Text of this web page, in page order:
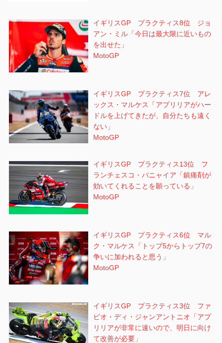
イギリスGP プラクティス8位 ジョ
アン・ミル「今日は最大限に近いもの
を出せた」
MotoGP
イギリスGP プラクティス7位 アレ
ックス・マルケス「アプリリアがハー
ドルを上げてきたが、自分たちも遠く
ない」
MotoGP
イギリスGP プラクティス13位 フ
ランチェスコ・バニャイア「鎮痛剤が
効いてくれることを願っている」
MotoGP
イギリスGP プラクティス6位 マル
ク・マルケス「トップ5からトップ7の
争いに加われると思う」
MotoGP
イギリスGP プラクティス3位 ファ
ビオ・ディ・ジャンアントニオ「アプ
リリアが非常に速いので、明日に向け
て改善が必要」